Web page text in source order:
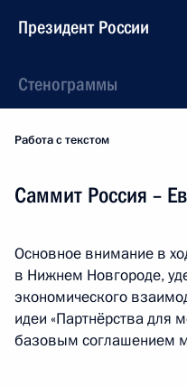
Президент России
Стенограммы
Работа с текстом
Саммит Россия –
Основное внимание в
в Нижнем Новгороде,
экономического
идеи «Партнёрства для
базовым соглашением